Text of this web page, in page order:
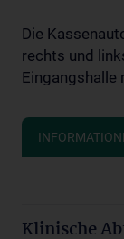
Die
rechts und
Eingangshalle
Klinische